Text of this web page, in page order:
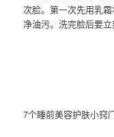
次脸。第一次先用乳
净油污。洗完脸后要
7个睡前美容护肤小窍